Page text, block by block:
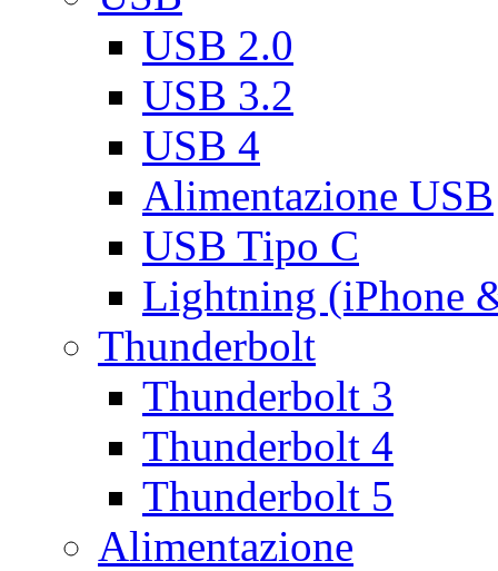
USB 2.0
USB 3.2
USB 4
Alimentazione USB
USB Tipo C
Lightning (iPhone
Thunderbolt
Thunderbolt 3
Thunderbolt 4
Thunderbolt 5
Alimentazione